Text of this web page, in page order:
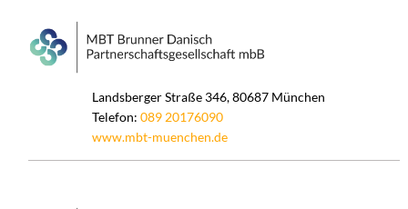
Landsberger Straße 346, 80687 München
Telefon:089 20176090
www.mbt-muenchen.de